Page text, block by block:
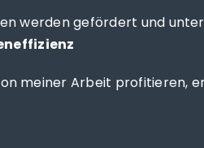
werden gefördert und
meiner Arbeit profitieren,